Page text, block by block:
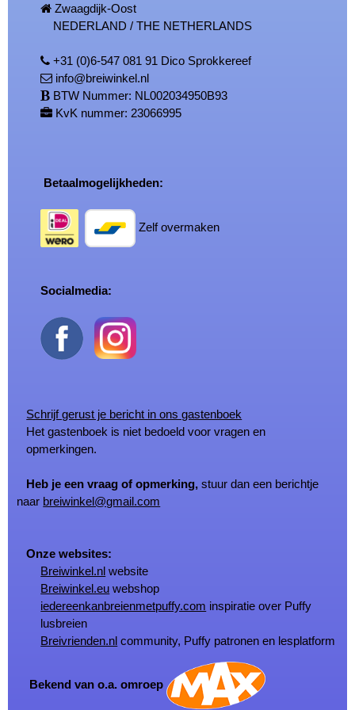
Zwaagdijk-Oost
NEDERLAND / THE NETHERLANDS
+31 (0)6-547 081 91 Dico Sprokkereef
info@breiwinkel.nl
BTW Nummer: NL002034950B93
KvK nummer: 23066995
Betaalmogelijkheden:
Zelf overmaken
Socialmedia:
Schrijf gerust je bericht in ons gastenboek
Het gastenboek is niet bedoeld voor vragen en
opmerkingen.
Heb je een vraag of opmerking, stuur dan een berichtje
naar breiwinkel@gmail.com
Onze websites:
Breiwinkel.nl website
Breiwinkel.eu webshop
iedereenkanbreienmetpuffy.com inspiratie over Puffy
lusbreien
Breivrienden.nl community, Puffy patronen en lesplatform
Bekend van o.a. omroep